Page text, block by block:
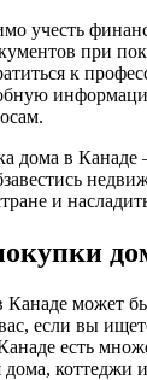
учесть
при
к
дома в Канаде
и
Канаде может
если вы
есть
коттеджи